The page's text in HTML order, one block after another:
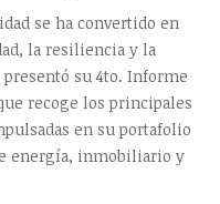
se ha convertido en
la resiliencia y la
su 4to. Informe
recoge los principales
en su portafolio
energía, inmobiliario y